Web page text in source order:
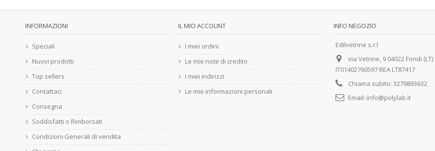
INFORMAZIONI
Speciali
Nuovi prodotti
Top sellers
Contattaci
Consegna
Soddisfatti o Rimborsati
Condizioni Generali di vendita
IL MIO ACCOUNT
I miei ordini
Le mie note di credito
I miei indirizzi
Le mie informazioni personali
INFO NEGOZIO
Edilvetrine s.r.l
via Vetrine, 9 04022 Fondi (LT)
IT01402760597 REA LT87417
Chiama subito: 3279893632
Email: info@polylab.it